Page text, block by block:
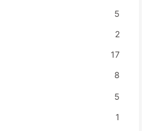
5
2
17
8
5
1